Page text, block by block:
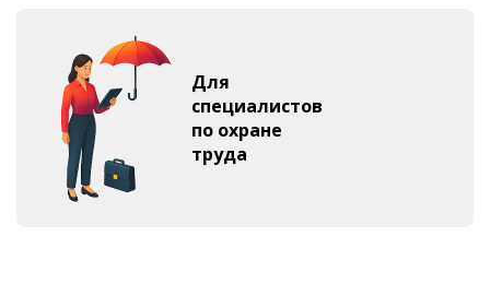
Для
специалистов
по охране
труда